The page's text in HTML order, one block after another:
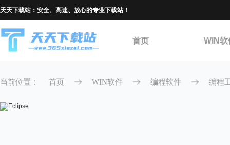
天天下载站：安全、高速、放心的专业下载站！
首页 WIN软
当前位置： 首页 WIN软件 编程软件 编程